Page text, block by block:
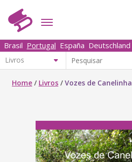
Brasil Portugal España Deutschland
Home / Livros /Vozes de Canelinha